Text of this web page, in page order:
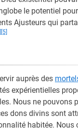
le potentiel
Ajusteurs qui
[5]
auprès des
expérientielles
Nous ne pouvons
dons divins sont
habitée.